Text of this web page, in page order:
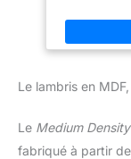
rapide
économique
Le lambris en
Le Medium
fabriqué à partir